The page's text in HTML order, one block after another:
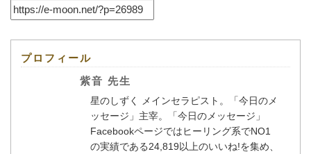
プロフィール
紫音 先生
星のしずく メインセラピスト。「今日のメ
ッセージ」主宰。「今日のメッセージ」
Facebookページではヒーリング系でNO1
の実績である24,819以上のいいね!を集め、